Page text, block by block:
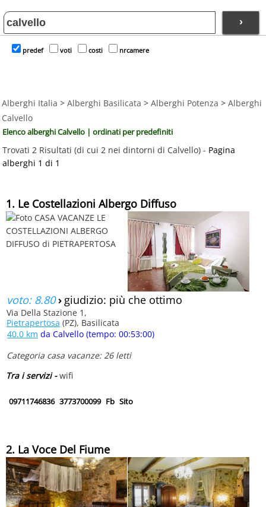
›
predef voti costi nrcamere
Alberghi Italia > Alberghi Basilicata > Alberghi Potenza > Alberghi
Calvello
Elenco alberghi Calvello | ordinati per predefiniti
Trovati 2 Risultati (di cui 2 nei dintorni di Calvello) - Pagina
alberghi 1 di 1
1. Le Costellazioni Albergo Diffuso
voto: 8.80› giudizio: più che ottimo
Via Della Stazione 1,
Pietrapertosa (PZ), Basilicata
40.0 km da Calvello (tempo: 00:53:00)
Categoria casa vacanze: 26 letti
Tra i servizi -wifi
09711746836 3773700099 Fb Sito
2. La Voce Del Fiume